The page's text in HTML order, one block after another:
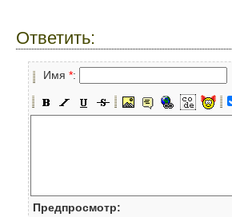
Ответить:
Имя *:
Предпросмотр: